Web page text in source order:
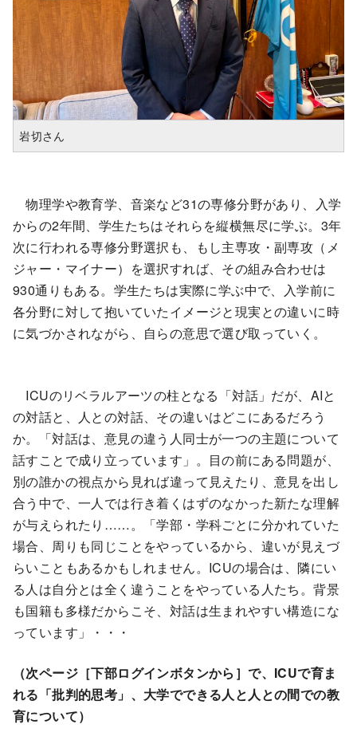
岩切さん
物理学や教育学、音楽など31の専修分野があり、入学
からの2年間、学生たちはそれらを縦横無尽に学ぶ。3年
次に行われる専修分野選択も、もし主専攻・副専攻（メ
ジャー・マイナー）を選択すれば、その組み合わせは
930通りもある。学生たちは実際に学ぶ中で、入学前に
各分野に対して抱いていたイメージと現実との違いに時
に気づかされながら、自らの意思で選び取っていく。
ICUのリベラルアーツの柱となる「対話」だが、AIと
の対話と、人との対話、その違いはどこにあるだろう
か。「対話は、意見の違う人同士が一つの主題について
話すことで成り立っています」。目の前にある問題が、
別の誰かの視点から見れば違って見えたり、意見を出し
合う中で、一人では行き着くはずのなかった新たな理解
が与えられたり……。「学部・学科ごとに分かれていた
場合、周りも同じことをやっているから、違いが見えづ
らいこともあるかもしれません。ICUの場合は、隣にい
る人は自分とは全く違うことをやっている人たち。背景
も国籍も多様だからこそ、対話は生まれやすい構造にな
っています」・・・
（次ページ［下部ログインボタンから］で、ICUで育ま
れる「批判的思考」、大学でできる人と人との間での教
育について）